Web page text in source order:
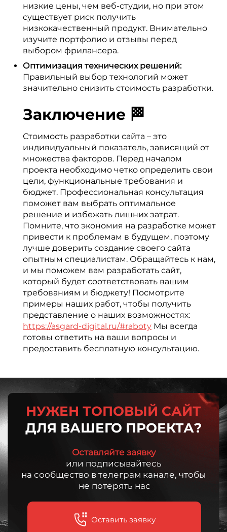
низкие цены, чем веб-студии, но при этом
существует риск получить
низкокачественный продукт. Внимательно
изучите портфолио и отзывы перед
выбором фрилансера.
Оптимизация технических решений:
Правильный выбор технологий может
значительно снизить стоимость разработки.
Заключение 🏁
Стоимость разработки сайта – это
индивидуальный показатель, зависящий от
множества факторов. Перед началом
проекта необходимо четко определить свои
цели, функциональные требования и
бюджет. Профессиональная консультация
поможет вам выбрать оптимальное
решение и избежать лишних затрат.
Помните, что экономия на разработке может
привести к проблемам в будущем, поэтому
лучше доверить создание своего сайта
опытным специалистам. Обращайтесь к нам,
и мы поможем вам разработать сайт,
который будет соответствовать вашим
требованиям и бюджету! Посмотрите
примеры наших работ, чтобы получить
представление о наших возможностях:
https://asgard-digital.ru/#raboty Мы всегда
готовы ответить на ваши вопросы и
предоставить бесплатную консультацию.
НУЖЕН ТОПОВЫЙ САЙТ
ДЛЯ ВАШЕГО ПРОЕКТА?
Оставляйте заявку
или подписывайтесь
на сообщество в телеграм канале, чтобы
не потерять нас
Оставить заявку